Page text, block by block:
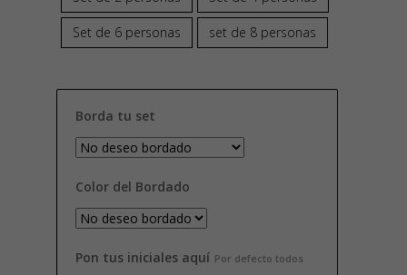
Set de 6 personas set de 8 personas
Borda tu set
Color del Bordado
Pon tus iniciales aquí Por defecto todos